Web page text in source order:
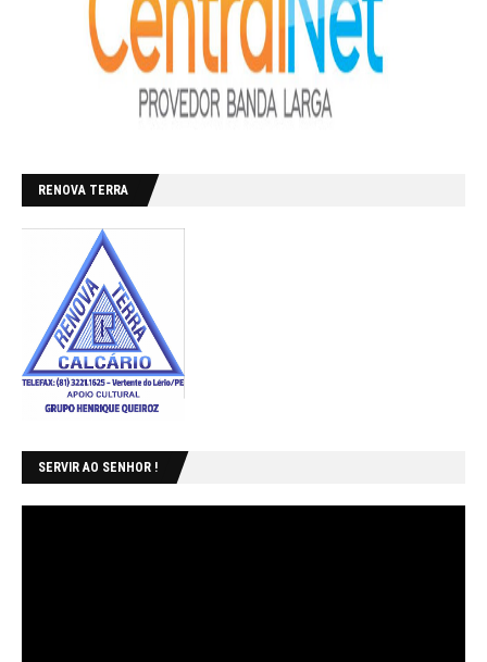
RENOVA TERRA
SERVIR AO SENHOR !